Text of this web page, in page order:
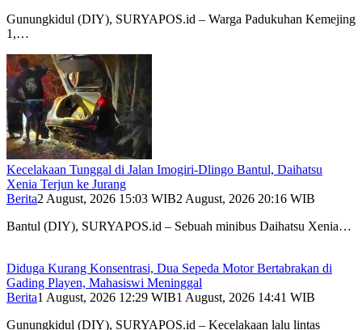
Gunungkidul (DIY), SURYAPOS.id – Warga Padukuhan Kemejing
1,…
Kecelakaan Tunggal di Jalan Imogiri-Dlingo Bantul, Daihatsu
Xenia Terjun ke Jurang
Berita2 August, 2026 15:03 WIB2 August, 2026 20:16 WIB
Bantul (DIY), SURYAPOS.id – Sebuah minibus Daihatsu Xenia…
Diduga Kurang Konsentrasi, Dua Sepeda Motor Bertabrakan di
Gading Playen, Mahasiswi Meninggal
Berita1 August, 2026 12:29 WIB1 August, 2026 14:41 WIB
Gunungkidul (DIY), SURYAPOS.id – Kecelakaan lalu lintas